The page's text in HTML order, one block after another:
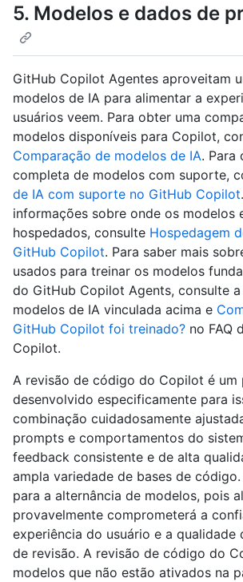
5. Modelos e dados de
GitHub Copilot Agentes aproveitam
modelos de IA para alimentar a
usuários veem. Para obter uma
modelos disponíveis para Copilot,
Comparação de modelos de IA. Para
completa de modelos com suporte,
de IA com suporte no GitHub Copilot
informações sobre onde os modelos
hospedados, consulte Hospedagem
GitHub Copilot. Para saber mais
usados para treinar os modelos
do GitHub Copilot Agents, consulte
modelos de IA vinculada acima e
GitHub Copilot foi treinado? no FAQ
Copilot.
A revisão de código do Copilot é um
desenvolvido especificamente para
combinação cuidadosamente
prompts e comportamentos do
feedback consistente e de alta
ampla variedade de bases de
para a alternância de modelos, pois
provavelmente comprometerá a
experiência do usuário e a qualidade
de revisão. A revisão de código do
modelos que não estão ativados na